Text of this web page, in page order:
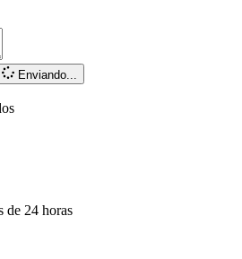
Enviando...
de 24 horas